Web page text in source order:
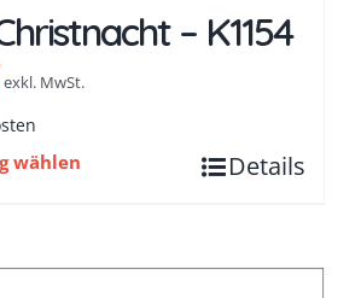
– K1154
exkl. MwSt.
wählen Details